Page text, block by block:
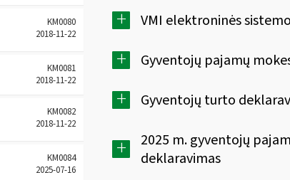
+ VMI elektroninės
+ Gyventojų pajamų
+ Gyventojų turto
+
2025 m. gyventojų
deklaravimas
KM0080
2018-11-22
KM0081
2018-11-22
KM0082
2018-11-22
KM0084
2025-07-16